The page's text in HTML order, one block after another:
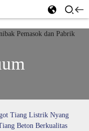
Tiang Listrik Nyang
Beton Berkualitas